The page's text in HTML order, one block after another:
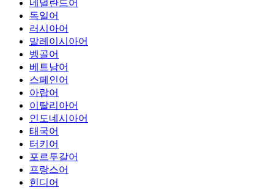
네덜란드어
독일어
러시아어
말레이시아어
벵골어
베트남어
스페인어
아랍어
이탈리아어
인도네시아어
태국어
터키어
포르투갈어
프랑스어
힌디어